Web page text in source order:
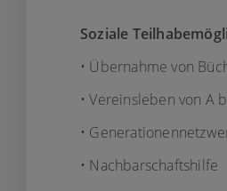
Soziale
• Übernahme von
• Vereinsleben von A
•
• Nachbarschaftshilfe